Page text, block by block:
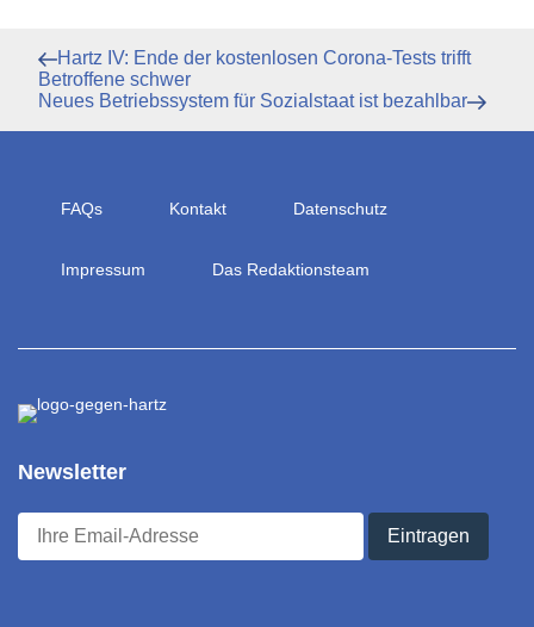
Beitragsnavigation
Vorheriger
Beitrag
Hartz IV: Ende der kostenlosen Corona-Tests trifft
Betroffene schwer
Nächster
Neues Betriebssystem für Sozialstaat ist bezahlbar
FAQs Kontakt Datenschutz
Impressum Das Redaktionsteam
Newsletter